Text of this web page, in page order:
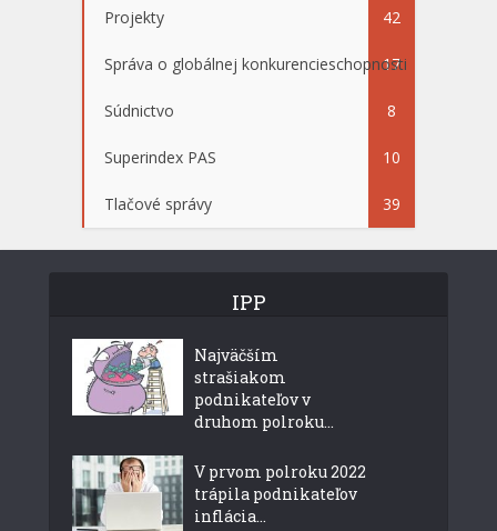
Projekty 42
Správa o globálnej konkurencieschopnosti
17
Súdnictvo 8
Superindex PAS 10
Tlačové správy 39
IPP
Najväčším
strašiakom
podnikateľov v
druhom polroku...
V prvom polroku 2022
trápila podnikateľov
inflácia...